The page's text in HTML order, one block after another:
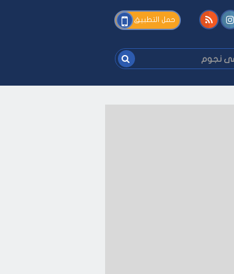
حمل التطبيق